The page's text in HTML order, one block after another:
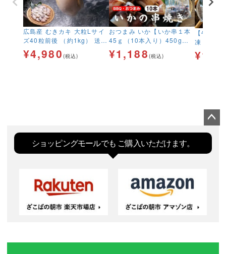
広島産 むきカキ 大粒Lサイ
ズ40粒前後 （約1kg） 送料
無料 加熱用 牡蠣 かき カ
キ
¥4,980 (税込)
おつまみ いか【いか串１本
45ｇ（10本入り）450g】
冷凍 加熱用 食品 日本酒 ビ
ール イカ 海鮮 串 晩酌 酒の
¥1,188 (税込)
【牛タ
凍 石巻
くねに牛
贅沢つ
¥
ペー
ップ
ショッピングモールでも ご購入いただけます。